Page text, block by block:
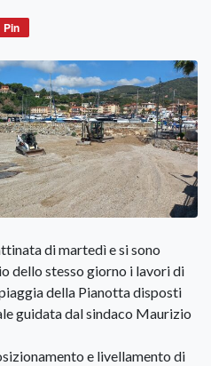
Pin
di martedì e si sono
dello stesso giorno i lavori di
della Pianotta disposti
guidata dal sindaco Maurizio
e livellamento di